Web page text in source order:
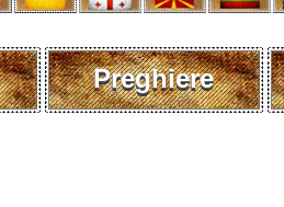
Preghiere